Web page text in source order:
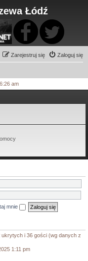
Łódź
Zaloguj się
Zarejestruj się
am
mnie
i 36 gości (wg danych z
1:11 pm